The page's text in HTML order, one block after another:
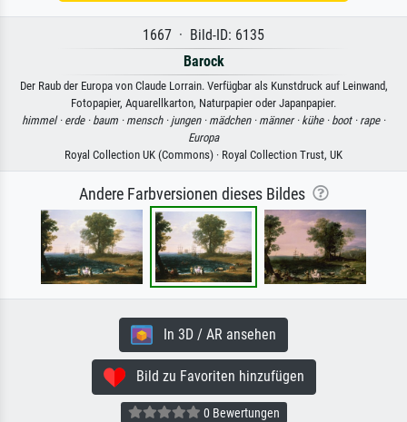
1667 · Bild-ID: 6135
Barock
Der Raub der Europa von Claude Lorrain. Verfügbar als Kunstdruck auf Leinwand,
Fotopapier, Aquarellkarton, Naturpapier oder Japanpapier.
himmel · erde · baum · mensch · jungen · mädchen · männer · kühe · boot · rape ·
Europa
Royal Collection UK (Commons) · Royal Collection Trust, UK
Andere Farbversionen dieses Bildes
In 3D / AR ansehen
Bild zu Favoriten hinzufügen
0 Bewertungen